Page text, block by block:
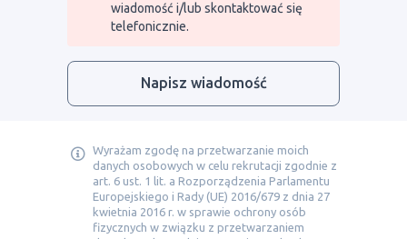
wiadomość i/lub skontaktować się
telefonicznie.
Napisz wiadomość
Wyrażam zgodę na przetwarzanie moich
danych osobowych w celu rekrutacji zgodnie z
art. 6 ust. 1 lit. a Rozporządzenia Parlamentu
Europejskiego i Rady (UE) 2016/679 z dnia 27
kwietnia 2016 r. w sprawie ochrony osób
fizycznych w związku z przetwarzaniem